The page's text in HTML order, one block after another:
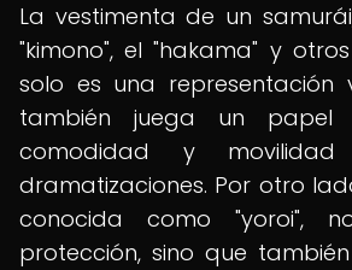
La vestimenta de un
"kimono", el "hakama" y
solo es una representación
también juega un
comodidad y
dramatizaciones. Por otro
conocida como "yoroi",
protección, sino que